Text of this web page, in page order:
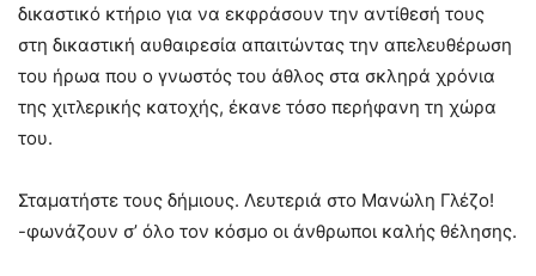
δικαστικό κτήριο για να εκφράσουν την αντίθεσή τους
στη δικαστική αυθαιρεσία απαιτώντας την απελευθέρωση
του ήρωα που ο γνωστός του άθλος στα σκληρά χρόνια
της χιτλερικής κατοχής, έκανε τόσο περήφανη τη χώρα
του.
Σταματήστε τους δήμιους. Λευτεριά στο Μανώλη Γλέζο!
-φωνάζουν σ’ όλο τον κόσμο οι άνθρωποι καλής θέλησης.